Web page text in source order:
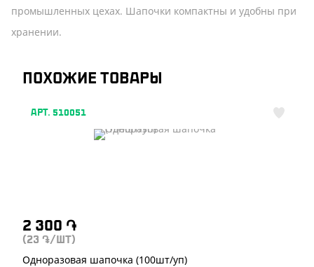
промышленных цехах. Шапочки компактны и удобны при
хранении.
ПОХОЖИЕ ТОВАРЫ
АРТ. 510051
2 300 ֏
(23 ֏/ШТ)
Одноразовая шапочка (100шт/уп)